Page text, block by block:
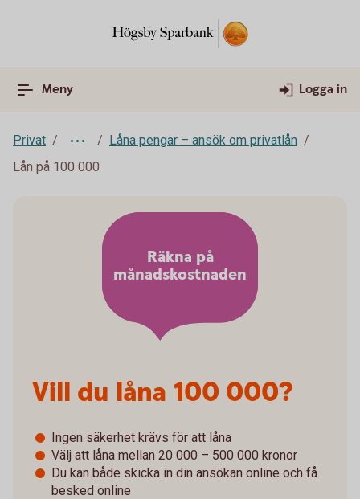
Meny Logga in
Privat
Låna pengar – ansök om privatlån
Lån på 100 000
Vill du låna­­ 100 000?
Ingen säkerhet krävs för att låna
Välj att låna mellan 20 000 – 500 000 kronor
Du kan både skicka in din ansökan online och få
besked online
Räkna på
månadskostnaden